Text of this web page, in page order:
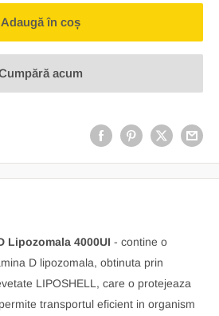
Adaugă în coș
acum
Lipozomala 4000UI - contine o
D lipozomala, obtinuta prin
LIPOSHELL, care o protejeaza
transportul eficient in organism